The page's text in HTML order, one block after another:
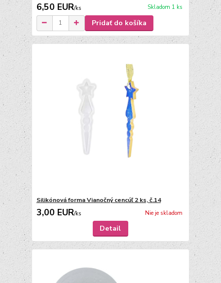
6,50 EUR/ks Skladom 1 ks
Pridať do košíka
Silikónová forma Vianočný cencúľ 2 ks, č.14
3,00 EUR/ks Nie je skladom
Detail